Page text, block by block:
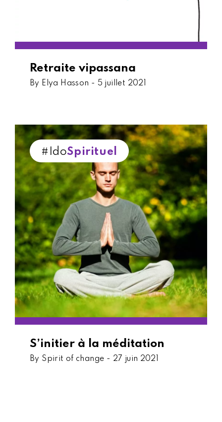
Retraite vipassana
By Elya Hasson - 5 juillet 2021
#IdoSpirituel
S’initier à la méditation
By Spirit of change - 27 juin 2021